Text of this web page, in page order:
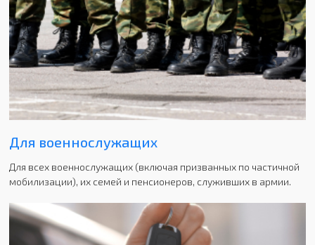
Для военнослужащих
Для всех военнослужащих (включая призванных по частичной
мобилизации), их семей и пенсионеров, служивших в армии.